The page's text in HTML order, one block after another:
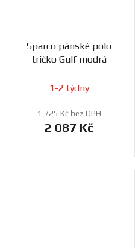
Sparco pánské polo
tričko Gulf modrá
1-2 týdny
1 725 Kč bez DPH
2 087 Kč